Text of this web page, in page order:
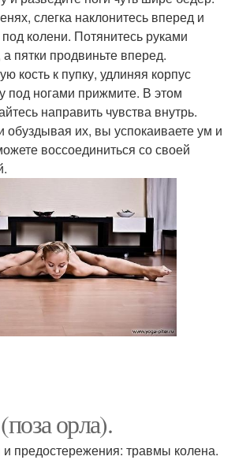
слегка наклонитесь вперед и
колени. Потянитесь руками
пятки продвиньте вперед.
кость к пупку, удлиняя корпус
под ногами прижмите. В этом
направить чувства внутрь.
обуздывая их, вы успокаиваете ум и
воссоединиться со своей
орла).
предостережения: травмы колена.